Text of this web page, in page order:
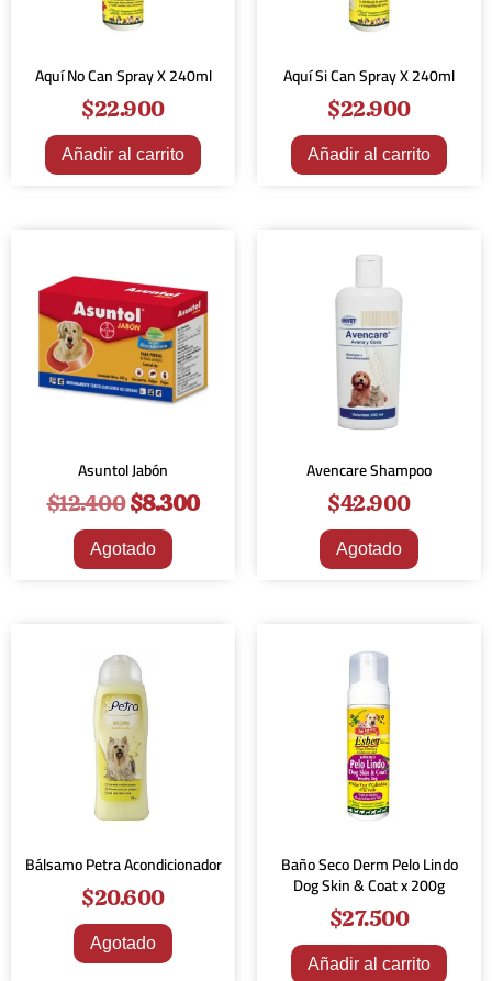
Aquí No Can Spray X 240ml
$22.900
Añadir al carrito
Aquí Si Can Spray X 240ml
$22.900
Añadir al carrito
Asuntol Jabón
$12.400$8.300
Agotado
Avencare Shampoo
$42.900
Agotado
Bálsamo Petra Acondicionador
$20.600
Agotado
Baño Seco Derm Pelo Lindo
Dog Skin & Coat x 200g
$27.500
Añadir al carrito